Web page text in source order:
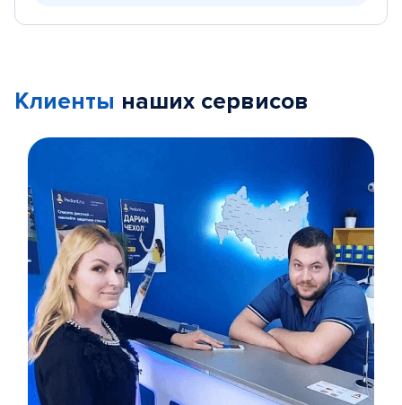
Клиенты наших сервисов